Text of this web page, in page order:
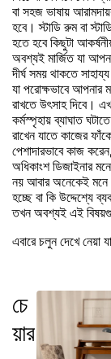
বা সহজ ভাষায়
হবে। স্টাডি রুম বা
হতে হবে কিছুটা
অবশ্যই মার্জিত যা
দীর্ঘ সময় থাকতে
যা পরোক্ষভাবে আপনার
রাখতে উৎসাহ দিবে।
কর্মস্পৃহায় ব্যাঘাত
রাখেন যাতে কাজের
পেশাদারভাবে কাজ
অধিকাংশ ডিজাইনার
নয় আবার অনেকেই মনে
হচ্ছে বা কি উদ্দেশ্যে
তখন অবশ্যই এই
এবারে চলুন দেখে নেয়া
চে
য়ার